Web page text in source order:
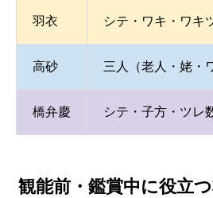
羽衣 シテ・ワキ・ワキ
高砂 三人（老人・姥・
橋弁慶 シテ・子方・ツレ
観能前・鑑賞中に役立